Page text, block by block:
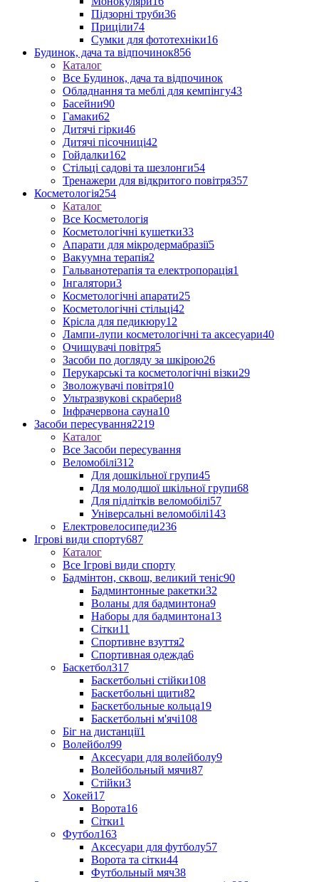
Підзорні труби36
Приціли74
Сумки для фототехніки16
Будинок, дача та відпочинок856
Каталог
Все Будинок, дача та відпочинок
Обладнання та меблі для кемпінгу43
Басейни90
Гамаки62
Дитячі гірки46
Дитячі пісочниці42
Гойдалки162
Стільці садові та шезлонги54
Тренажери для відкритого повітря357
Косметологія254
Каталог
Все Косметологія
Косметологічні кушетки33
Апарати для мікродермабразії5
Вакуумна терапія2
Гальванотерапія та електропорація1
Інгалятори3
Косметологічні апарати25
Косметологічні стільці42
Крісла для педикюру12
Лампи-лупи косметологічні та аксесуари40
Очищувачі повітря5
Засоби по догляду за шкірою26
Перукарські та косметологічні візки29
Зволожувачі повітря10
Ультразвукові скрабери8
Інфрачервона сауна10
Засоби пересування2219
Каталог
Все Засоби пересування
Веломобілі312
Для дошкільної групи45
Для молодшої шкільної групи68
Для підлітків веломобілі57
Універсальні веломобілі143
Електровелосипеди236
Ігрові види спорту687
Каталог
Все Ігрові види спорту
Бадмінтон, сквош, великий теніс90
Бадминтонные ракетки32
Воланы для бадминтона9
Наборы для бадминтона13
Сітки11
Спортивне взуття2
Спортивная одежда6
Баскетбол317
Баскетбольні стійки108
Баскетбольні щити82
Баскетбольные кольца19
Баскетбольні м'ячі108
Біг на дистанції1
Волейбол99
Аксесуари для волейболу9
Волейбольный мячи87
Стійки3
Хокей17
Ворота16
Сітки1
Футбол163
Аксесуари для футболу57
Ворота та сітки44
Футбольный мяч38